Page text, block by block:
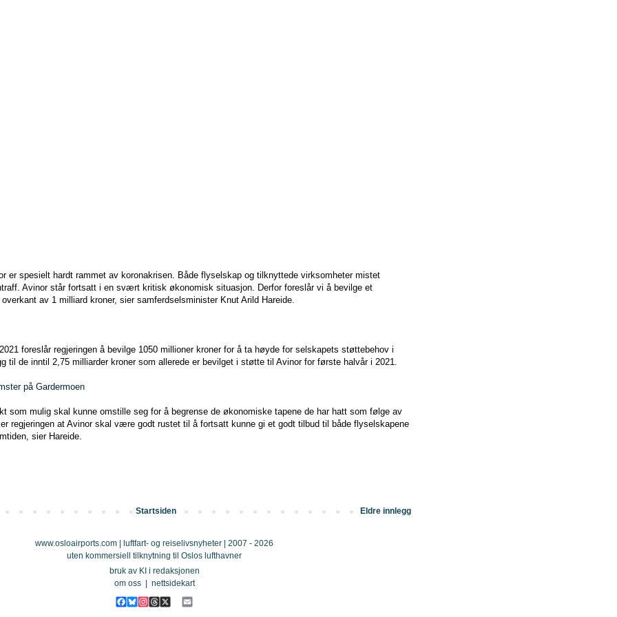
er spesielt hardt rammet av koronakrisen. Både flyselskap og tilknyttede virksomheter mistet
Avinor står fortsatt i en svært kritisk økonomisk situasjon. Derfor foreslår vi å bevilge et
av 1 milliard kroner, sier samferdselsminister Knut Arild Hareide.
foreslår regjeringen å bevilge 1050 millioner kroner for å ta høyde for selskapets støttebehov i
til de inntil 2,75 milliarder kroner som allerede er bevilget i støtte til Avinor for første halvår i 2021.
på Gardermoen
som mulig skal kunne omstille seg for å begrense de økonomiske tapene de har hatt som følge av
regjeringen at Avinor skal være godt rustet til å fortsatt kunne gi et godt tilbud til både flyselskapene
sier Hareide.
Eldre innlegg
Startsiden
www.osloairports.com | luftfart- og reiselivsnyheter | 2007 - 2026
uten kommersiell tilknytning til Oslos lufthavner
bruk av KI i redaksjonen
om oss| nettsidekart